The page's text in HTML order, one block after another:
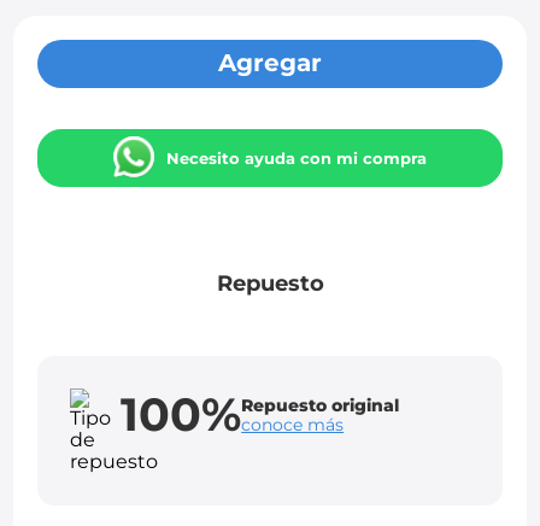
Agregar
Necesito ayuda con mi compra
Repuesto
100%Repuesto original
conoce más